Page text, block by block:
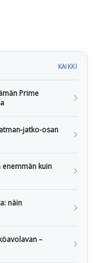
KAIKKI
Prime
jatko-osan
kuin
näin
–